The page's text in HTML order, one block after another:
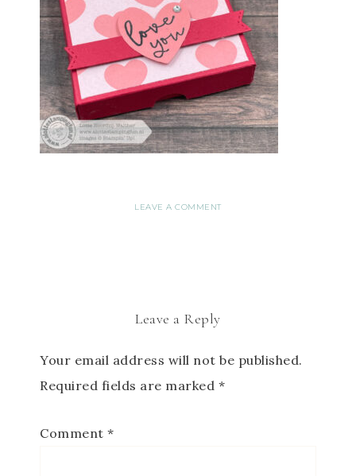
LEAVE A COMMENT
Leave a Reply
Your email address will not be published.
Required fields are marked *
Comment *